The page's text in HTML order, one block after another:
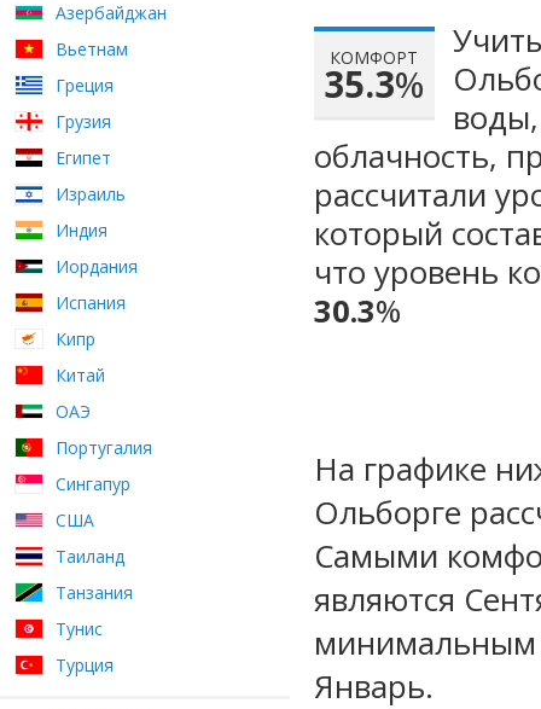
Азербайджан
Вьетнам
Греция
Грузия
Египет
Израиль
Индия
Иордания
Испания
Кипр
Китай
ОАЭ
Португалия
Сингапур
США
Таиланд
Танзания
Тунис
Турция
КОМФОРТ
35.3%
облачность,
рассчитали
который
что уровень
30.3%
На графике
Ольборге
Самыми
являются
минимальным
Январь.